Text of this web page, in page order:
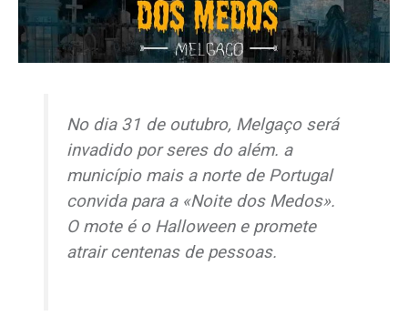
No dia 31 de outubro, Melgaço será
invadido por seres do além. a
município mais a norte de Portugal
convida para a «Noite dos Medos».
O mote é o Halloween e promete
atrair centenas de pessoas.